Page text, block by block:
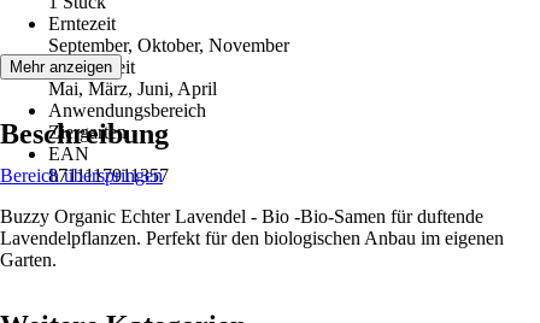
Erntezeit
September, Oktober, November
Aussaatzeit
Mai, März, Juni, April
Anwendungsbereich
Ziergarten
EAN
8711117911357
Mehr anzeigen
Beschreibung
Bereich überspringen
Buzzy Organic Echter Lavendel - Bio -Bio-Samen für duftende
Lavendelpflanzen. Perfekt für den biologischen Anbau im eigenen
Garten.